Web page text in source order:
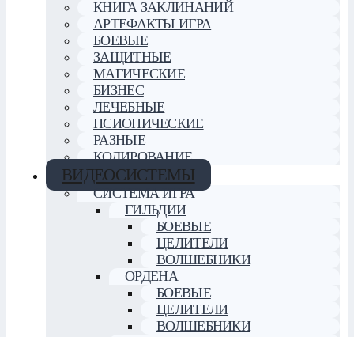
КНИГА ЗАКЛИНАНИЙ
АРТЕФАКТЫ ИГРА
БОЕВЫЕ
ЗАЩИТНЫЕ
МАГИЧЕСКИЕ
БИЗНЕС
ЛЕЧЕБНЫЕ
ПСИОНИЧЕСКИЕ
РАЗНЫЕ
КОДИРОВАНИЕ
ВИДЕОСИСТЕМЫ
СИСТЕМА ИГРА
ГИЛЬДИИ
БОЕВЫЕ
ЦЕЛИТЕЛИ
ВОЛШЕБНИКИ
ОРДЕНА
БОЕВЫЕ
ЦЕЛИТЕЛИ
ВОЛШЕБНИКИ